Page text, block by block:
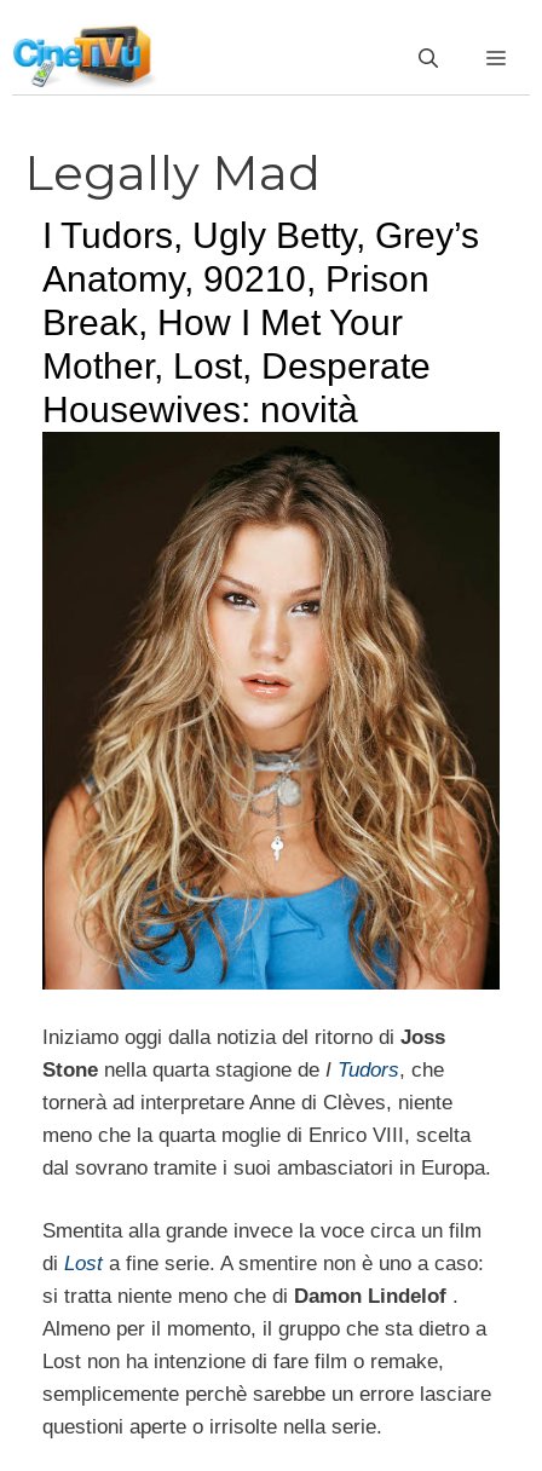
al
contenuto
Legally Mad
I Tudors, Ugly Betty, Grey’s
Anatomy, 90210, Prison
Break, How I Met Your
Mother, Lost, Desperate
Housewives: novità
Iniziamo oggi dalla notizia del ritorno di Joss
Stone nella quarta stagione de I Tudors, che
tornerà ad interpretare Anne di Clèves, niente
meno che la quarta moglie di Enrico VIII, scelta
dal sovrano tramite i suoi ambasciatori in Europa.
Smentita alla grande invece la voce circa un film
di Losta fine serie. A smentire non è uno a caso:
si tratta niente meno che di Damon Lindelof .
Almeno per il momento, il gruppo che sta dietro a
Lost non ha intenzione di fare film o remake,
semplicemente perchè sarebbe un errore lasciare
questioni aperte o irrisolte nella serie.